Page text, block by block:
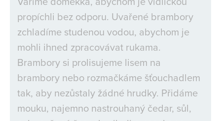
propíchli bez odporu. Uvařené brambory
zchladíme studenou vodou, abychom je
mohli ihned zpracovávat rukama.
Brambory si prolisujeme lisem na
brambory nebo rozmačkáme šťouchadlem
tak, aby nezůstaly žádné hrudky. Přidáme
mouku, najemno nastrouhaný čedar, sůl,